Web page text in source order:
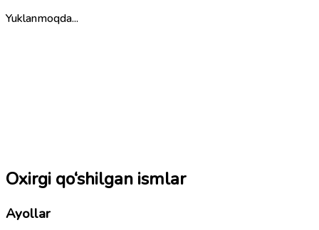
Yuklanmoqda...
Oxirgi qo‘shilgan ismlar
Ayollar